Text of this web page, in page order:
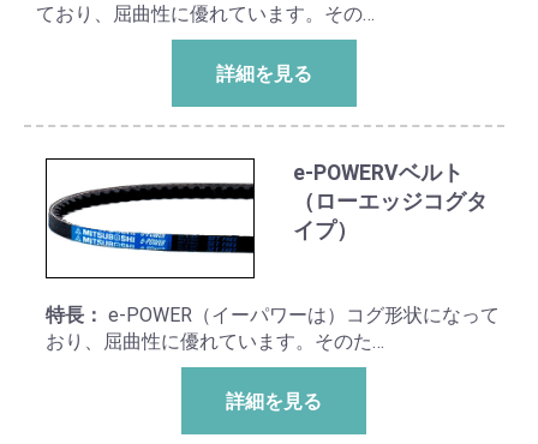
ており、屈曲性に優れています。その…
詳細を見る
e-POWERVベルト
（ローエッジコグタ
イプ）
特長： e-POWER（イーパワーは）コグ形状になって
おり、屈曲性に優れています。そのた…
詳細を見る